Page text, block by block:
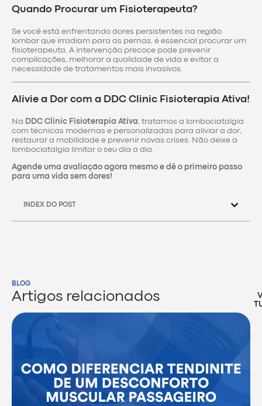
Quando Procurar um Fisioterapeuta?
Se você está enfrentando dores persistentes na região
lombar que irradiam para as pernas, é essencial procurar um
fisioterapeuta. A intervenção precoce pode prevenir
complicações, melhorar a qualidade de vida e evitar a
necessidade de tratamentos mais invasivos.
Alivie a Dor com a DDC Clinic Fisioterapia Ativa!
Na DDC Clinic Fisioterapia Ativa, tratamos a lombociatalgia
com técnicas modernas e personalizadas para aliviar a dor,
restaurar a mobilidade e prevenir novas crises. Não deixe a
lombociatalgia limitar o seu dia a dia.
Agende uma avaliação agora mesmo e dê o primeiro passo
para uma vida sem dores!
INDEX DO POST
BLOG
Artigos relacionados